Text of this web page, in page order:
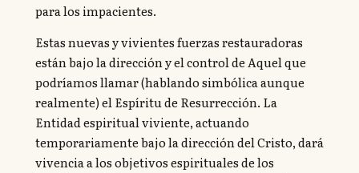
para los impacientes.
Estas nuevas y vivientes fuerzas restauradoras
están bajo la dirección y el control de Aquel que
podríamos llamar (hablando simbólica aunque
realmente) el Espíritu de Resurrección. La
Entidad espiritual viviente, actuando
temporariamente bajo la dirección del Cristo, dará
vivencia a los objetivos espirituales de los